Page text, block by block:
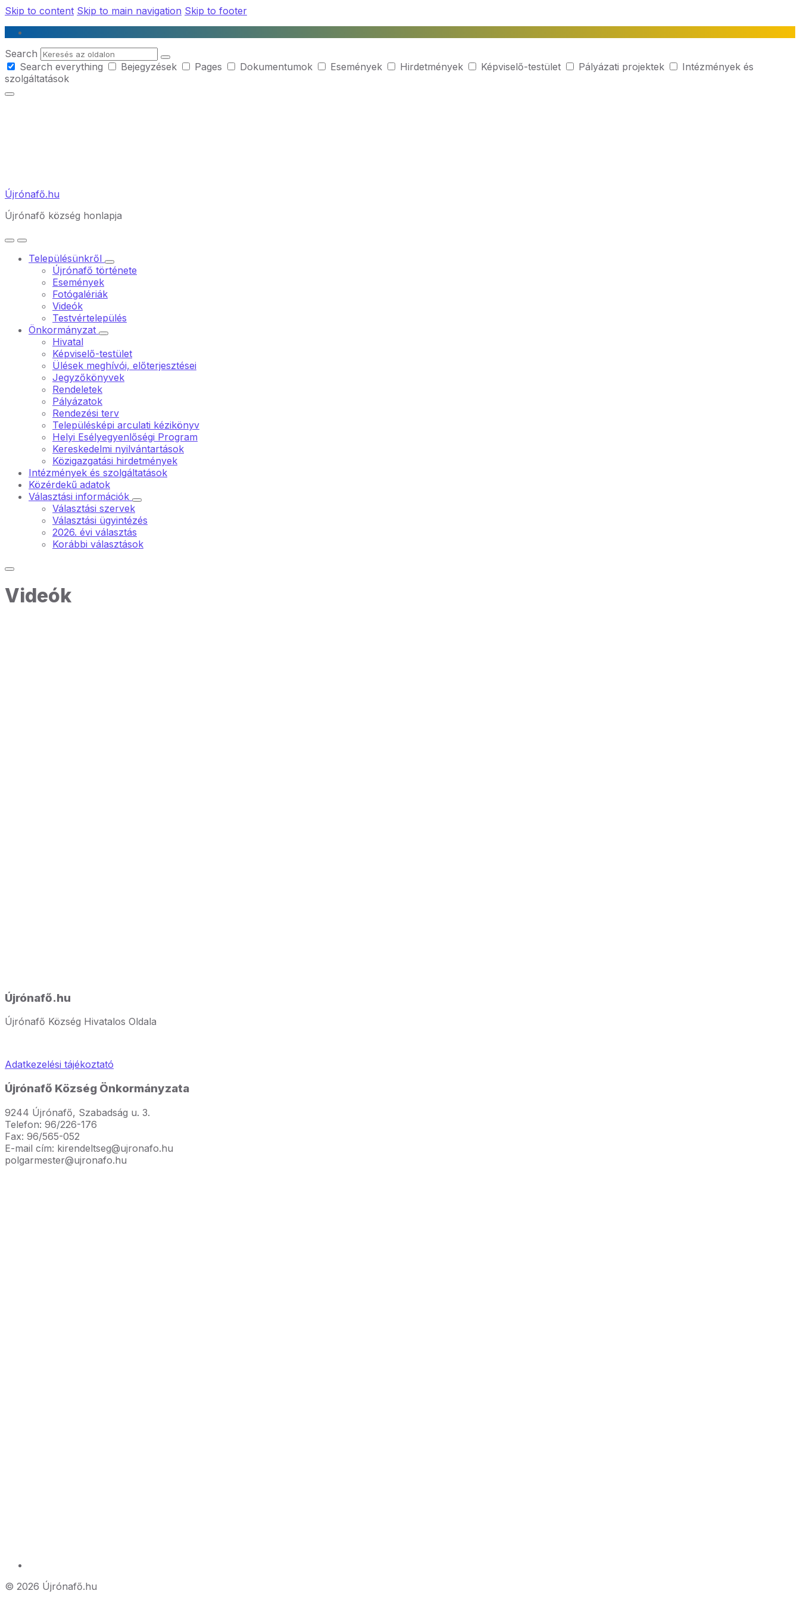
Skip to content Skip to main navigation Skip to footer
Search
Search everything
Bejegyzések Pages Dokumentumok Események Hirdetmények Képviselő-testület Pályázati projektek
Intézmények és
szolgáltatások
Újrónafő.hu
Újrónafő község honlapja
Településünkről
Újrónafő története
Események
Fotógalériák
Videók
Testvértelepülés
Önkormányzat
Hivatal
Képviselő-testület
Ülések meghívói, előterjesztései
Jegyzőkönyvek
Rendeletek
Pályázatok
Rendezési terv
Településképi arculati kézikönyv
Helyi Esélyegyenlőségi Program
Kereskedelmi nyilvántartások
Közigazgatási hirdetmények
Intézmények és szolgáltatások
Közérdekű adatok
Választási információk
Választási szervek
Választási ügyintézés
2026. évi választás
Korábbi választások
Videók
Újrónafő.hu
Újrónafő Község Hivatalos Oldala
Adatkezelési tájékoztató
Újrónafő Község Önkormányzata
9244 Újrónafő, Szabadság u. 3.
Telefon: 96/226-176
Fax: 96/565-052
E-mail cím: kirendeltseg@ujronafo.hu
polgarmester@ujronafo.hu
© 2026 Újrónafő.hu